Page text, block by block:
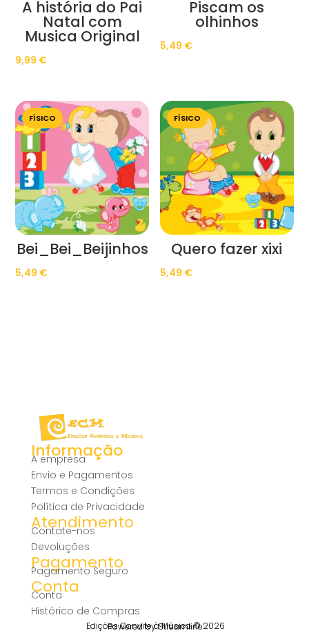
A história do Pai
Natal com
Musica Original
9,99 €
Piscam os
olhinhos
5,49 €
FÍSICO
Bei_Bei_Beijinhos
5,49 €
FÍSICO
Quero fazer xixi
5,49 €
Informação
A empresa
Envio e Pagamentos
Termos e Condições
Política de Privacidade
Atendimento
Contate-nos
Devoluções
Pagamento
Pagamento Seguro
Conta
Conta
Histórico de Compras
Edições Convite à Música © 2026
Powered by Streamline